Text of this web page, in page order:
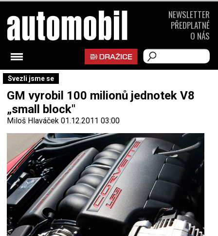
Svezli jsme se
GM vyrobil 100 milionů jednotek V8
„small block"
Miloš Hlaváček 01.12.2011 03:00
NEWSLETTER
PŘEDPLATNÉ
O NÁS